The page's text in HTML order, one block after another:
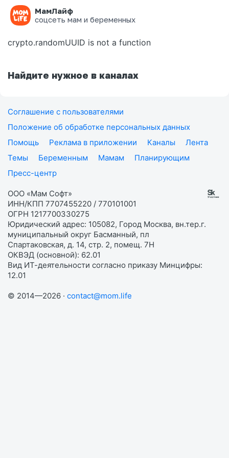
МамЛайф
соцсеть мам и беременных
Ошибка на странице
crypto.randomUUID is not a function
Найдите нужное в каналах
Соглашение с пользователями
Положение об обработке персональных данных
Помощь
Реклама в приложении Каналы
Лента
Темы
Беременным Мамам
Планирующим
Пресс-центр
ООО «Мам Софт»
ИНН/КПП 7707455220 / 770101001
ОГРН 1217700330275
Юридический адрес: 105082, Город Москва, вн.тер.г.
муниципальный округ Басманный, пл
Спартаковская, д. 14, стр. 2, помещ. 7Н
ОКВЭД (основной): 62.01
Вид ИТ-деятельности согласно приказу Минцифры:
12.01
© 2014—2026 · contact@mom.life